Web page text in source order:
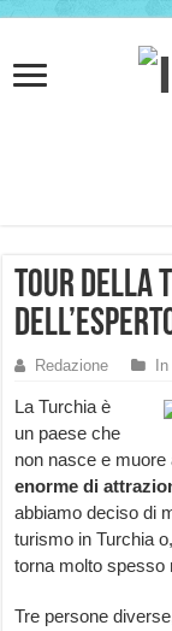
Tour della
Redazione
La Turchia è
un paese che
non nasce e
enorme di
abbiamo deciso di
turismo in Turchia
torna molto spesso
Tre persone